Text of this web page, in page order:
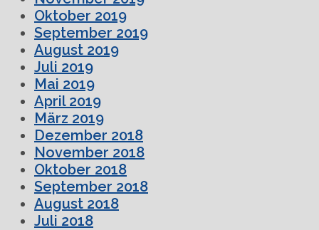
Oktober 2019
September 2019
August 2019
Juli 2019
Mai 2019
April 2019
März 2019
Dezember 2018
November 2018
Oktober 2018
September 2018
August 2018
Juli 2018